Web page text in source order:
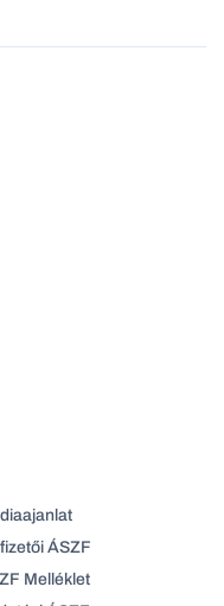
ÁSZF
Melléklet